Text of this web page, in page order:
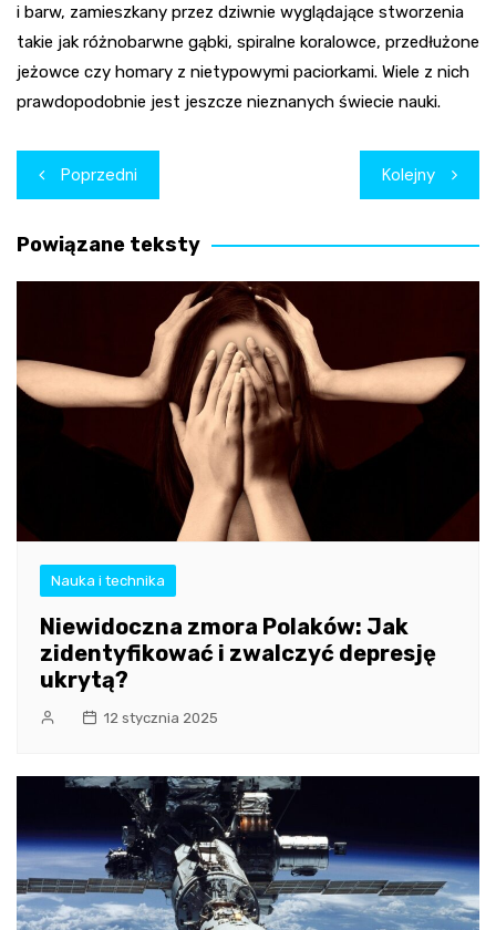
i barw, zamieszkany przez dziwnie wyglądające stworzenia
takie jak różnobarwne gąbki, spiralne koralowce, przedłużone
jeżowce czy homary z nietypowymi paciorkami. Wiele z nich
prawdopodobnie jest jeszcze nieznanych świecie nauki.
Nawigacja
wpisu
Poprzedni Kolejny
Powiązane teksty
Nauka i technika
Niewidoczna zmora Polaków: Jak
zidentyfikować i zwalczyć depresję
ukrytą?
12 stycznia 2025